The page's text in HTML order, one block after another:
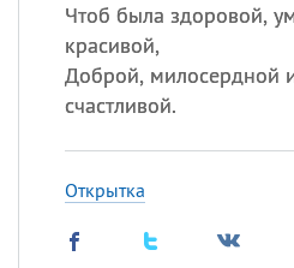
Чтоб была здоровой,
красивой,
Доброй, милосердной
счастливой.
Открытка